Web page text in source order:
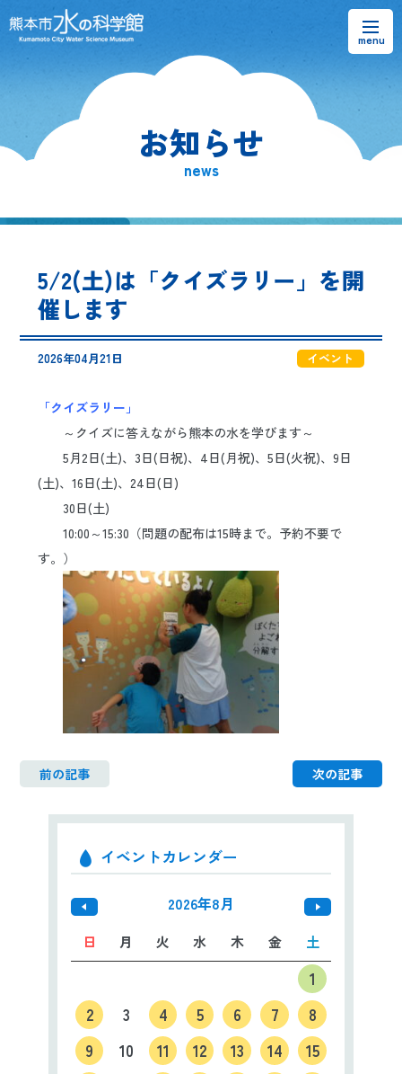
熊本市水の科学館とは
水のラーニングフィールド
お問い合わせ
日本語
お知らせ
news
5/2(土)は「クイズラリー」を開
催します
2026年04月21日 イベント
「クイズラリー」
～クイズに答えながら熊本の水を学びます～
5月2日(土)、3日(日祝)、4日(月祝)、5日(火祝)、9日
(土)、16日(土)、24日(日)
30日(土)
10:00～15:30（問題の配布は15時まで。予約不要で
す。）
前の記事 次の記事
イベントカレンダー
2026年8月
日 月 火 水 木 金 土
1
2
3 4 5 6 7
8
9
10 11 12 13 14
15